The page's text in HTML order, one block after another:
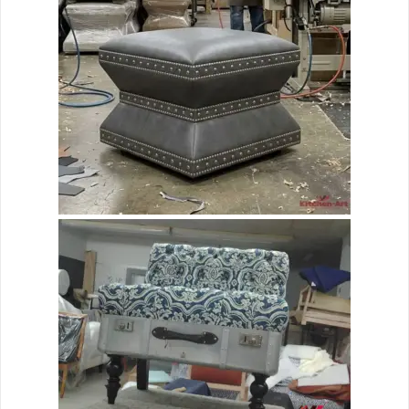
Заказная мягкая мебель